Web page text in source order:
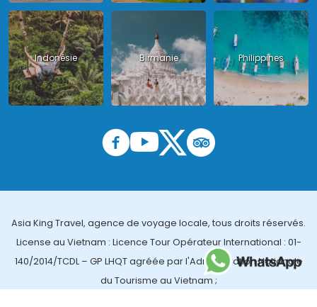
Indonésie Birmanie Philippines
Asia King Travel, agence de voyage locale, tous droits réservés.
License au Vietnam : Licence Tour Opérateur International : 01-
140/2014/TCDL – GP LHQT agréée par l'Administration Nationale
du Tourisme au Vietnam ;